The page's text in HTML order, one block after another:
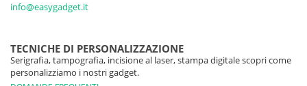
info@easygadget.it
TECNICHE DI PERSONALIZZAZIONE
Serigrafia, tampografia, incisione al laser, stampa digitale scopri come
personalizziamo i nostri gadget.